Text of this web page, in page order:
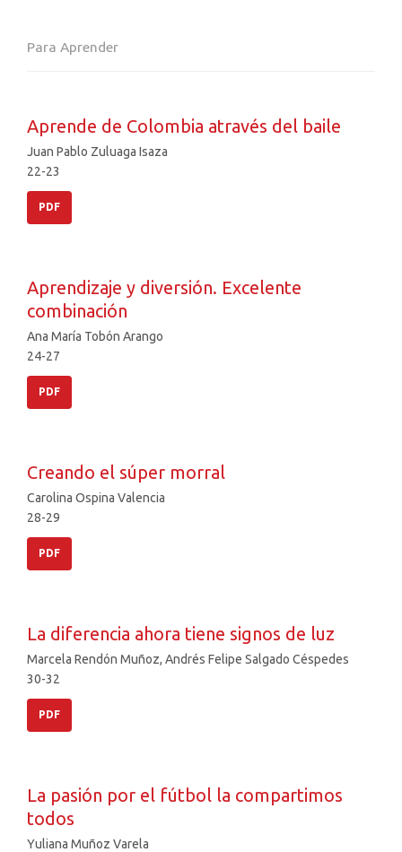
Para Aprender
Aprende de Colombia através del baile
Juan Pablo Zuluaga Isaza
22-23
PDF
Aprendizaje y diversión. Excelente
combinación
Ana María Tobón Arango
24-27
PDF
Creando el súper morral
Carolina Ospina Valencia
28-29
PDF
La diferencia ahora tiene signos de luz
Marcela Rendón Muñoz, Andrés Felipe Salgado Céspedes
30-32
PDF
La pasión por el fútbol la compartimos
todos
Yuliana Muñoz Varela